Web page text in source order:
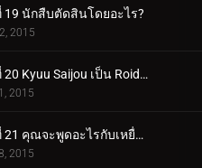
19 นักสืบตัดสินโดยอะไร?
2015
ตอนที่ 20 Kyuu Saijou เป็น Roidmude นานแค่ไหนแล้ว?
2015
ตอนที่ 21 คุณจะพูดอะไรกับเหยื่อที่ไม่ปกติเหล่านี้?
2015